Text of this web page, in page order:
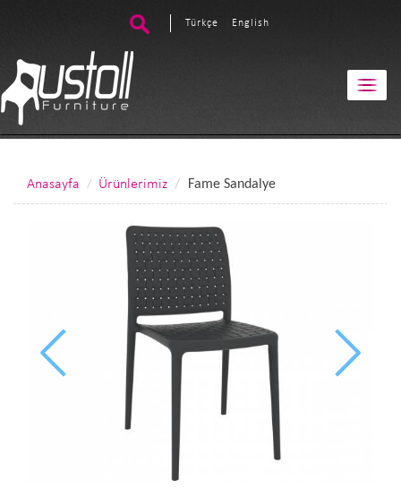
Türkçe English
Anasayfa Ürünlerimiz Fame Sandalye